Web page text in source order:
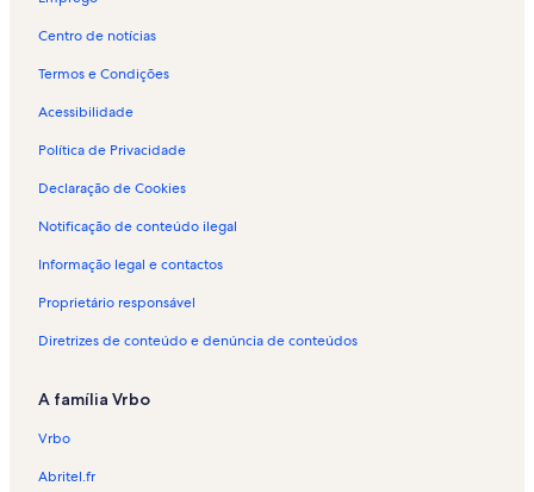
Centro de notícias
Termos e Condições
Acessibilidade
Política de Privacidade
Declaração de Cookies
Notificação de conteúdo ilegal
Informação legal e contactos
Proprietário responsável
Diretrizes de conteúdo e denúncia de conteúdos
A família Vrbo
Vrbo
Abritel.fr